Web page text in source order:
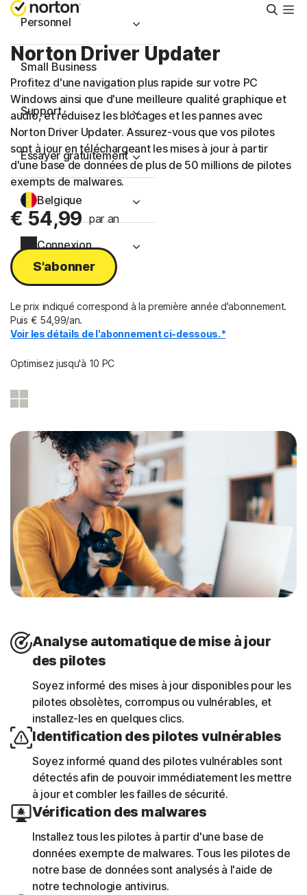
Personnel
Small Business
Support
Essayer gratuitement
Belgique
Connexion
Norton Driver Updater
Profitez d'une navigation plus rapide sur votre PC
Windows ainsi que d'une meilleure qualité graphique et
audio, et réduisez les blocages et les pannes avec
Norton Driver Updater. Assurez-vous que vos pilotes
sont à jour en téléchargeant les mises à jour à partir
d'une base de données de plus de 50 millions de pilotes
exempts de malwares.
€ 54,99 par an
S'abonner
Le prix indiqué correspond à la première année d'abonnement.
Puis € 54,99/an.
Voir les détails de l'abonnement ci-dessous.*
Optimisez jusqu'à 10 PC
Analyse automatique de mise à jour
des pilotes
Soyez informé des mises à jour disponibles pour les
pilotes obsolètes, corrompus ou vulnérables, et
installez-les en quelques clics.
Identification des pilotes vulnérables
Soyez informé quand des pilotes vulnérables sont
détectés afin de pouvoir immédiatement les mettre
à jour et combler les failles de sécurité.
Vérification des malwares
Installez tous les pilotes à partir d'une base de
données exempte de malwares. Tous les pilotes de
notre base de données sont analysés à l'aide de
notre technologie antivirus.